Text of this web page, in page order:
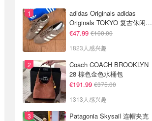
adidas Originals adidas
Originals TOKYO 复古休闲鞋
深棕色
€47.99 €100.00
1823人感兴趣
Coach COACH BROOKLYN
28 棕色金色水桶包
€191.99 €375.00
1313人感兴趣
Patagonia Skysail 连帽夹克